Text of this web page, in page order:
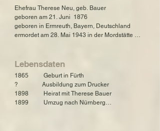
Ehefrau Therese Neu, geb. Bauer
geboren am 21. Juni  1876
geboren in Ermreuth, Bayern, Deutschland
ermordet am 28. Mai 1943 in der Mordstätte
Sohn Kurt Max Neu
gestorben im Juni 1882 in New York, USA
Schwiegertochter Ruth Anna Warburg
Lebensdaten
1865          Geburt in Fürth
?                Ausbildung zum Drucker
1898          Heirat mit Therese Bauer
1899          Umzug nach Nürnberg